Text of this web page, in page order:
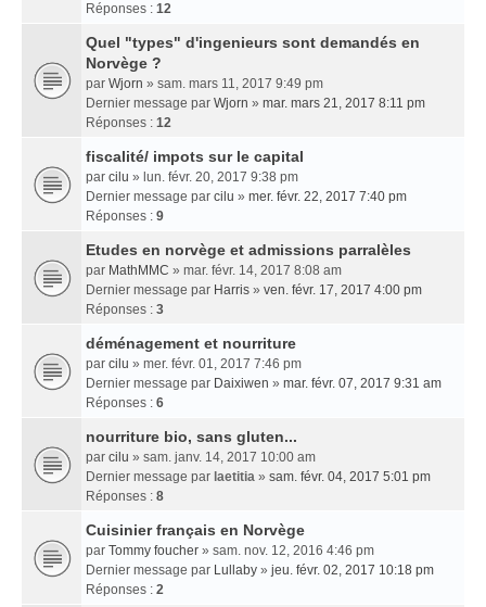
Réponses : 12
Quel "types" d'ingenieurs sont demandés en
Norvège ?
par Wjorn » sam. mars 11, 2017 9:49 pm
Dernier message par Wjorn » mar. mars 21, 2017 8:11 pm
Réponses : 12
fiscalité/ impots sur le capital
par cilu » lun. févr. 20, 2017 9:38 pm
Dernier message par cilu » mer. févr. 22, 2017 7:40 pm
Réponses : 9
Etudes en norvège et admissions parralèles
par MathMMC » mar. févr. 14, 2017 8:08 am
Dernier message par Harris » ven. févr. 17, 2017 4:00 pm
Réponses : 3
déménagement et nourriture
par cilu » mer. févr. 01, 2017 7:46 pm
Dernier message par Daixiwen » mar. févr. 07, 2017 9:31 am
Réponses : 6
nourriture bio, sans gluten...
par cilu » sam. janv. 14, 2017 10:00 am
Dernier message par laetitia » sam. févr. 04, 2017 5:01 pm
Réponses : 8
Cuisinier français en Norvège
par Tommy foucher » sam. nov. 12, 2016 4:46 pm
Dernier message par Lullaby » jeu. févr. 02, 2017 10:18 pm
Réponses : 2